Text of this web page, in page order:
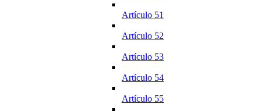
Artículo 51
Artículo 52
Artículo 53
Artículo 54
Artículo 55